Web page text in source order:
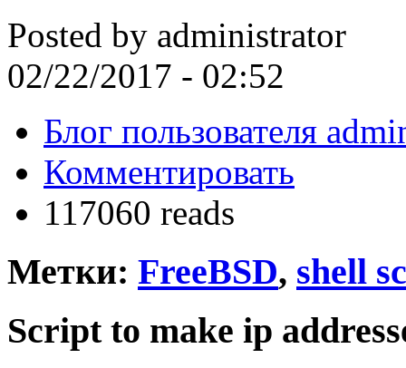
Posted by administrator
02/22/2017 - 02:52
Блог пользователя
Комментировать
117060 reads
Метки: FreeBSD, shell
Script to make ip